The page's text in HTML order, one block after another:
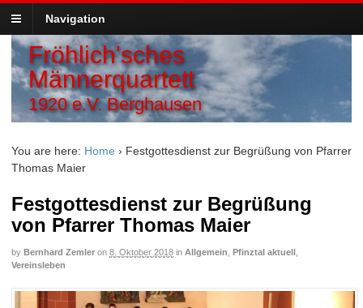
Navigation
Fröhlich'sches
Männerquartett
1920 e.V. Berghausen
You are here: Home › Festgottesdienst zur Begrüßung von Pfarrer
Thomas Maier
Festgottesdienst zur Begrüßung
von Pfarrer Thomas Maier
by Bernhard Zemler on 8. Oktober 2018 in Allgemein Pfinztal aktuell
Vereinsleben